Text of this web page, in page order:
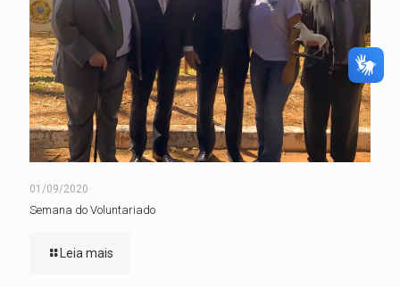
01/09/2020
Semana do Voluntariado
Leia mais